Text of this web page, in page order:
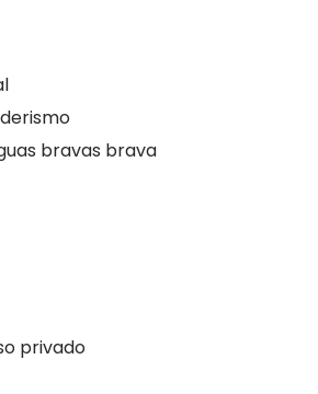
bravas brava
privado